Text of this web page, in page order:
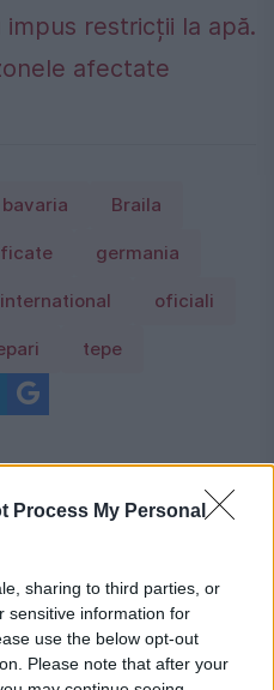
Process My Personal
sharing to third parties, or
sensitive information for
use the below opt-out
Please note that after your
impus restricții la apă.
afectate
bavaria Braila
germania
international oficiali
tepe